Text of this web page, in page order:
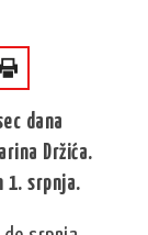
dana
Držića.
1. srpnja.